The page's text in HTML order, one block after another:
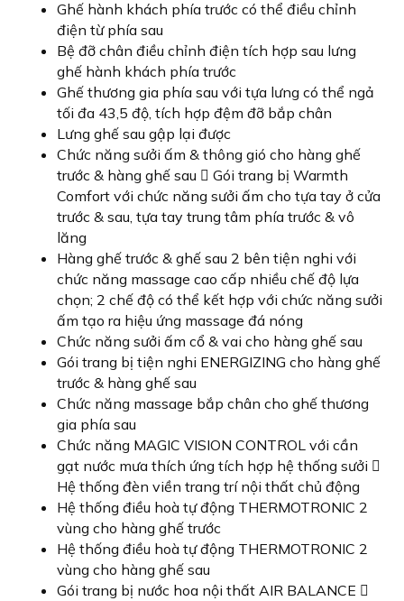
Ghế hành khách phía trước có thể điều chỉnh
điện từ phía sau
Bệ đỡ chân điều chỉnh điện tích hợp sau lưng
ghế hành khách phía trước
Ghế thương gia phía sau với tựa lưng có thể ngả
tối đa 43,5 độ, tích hợp đệm đỡ bắp chân
Lưng ghế sau gập lại được
Chức năng sưởi ấm & thông gió cho hàng ghế
trước & hàng ghế sau  Gói trang bị Warmth
Comfort với chức năng sưởi ấm cho tựa tay ở cửa
trước & sau, tựa tay trung tâm phía trước & vô
lăng
Hàng ghế trước & ghế sau 2 bên tiện nghi với
chức năng massage cao cấp nhiều chế độ lựa
chọn; 2 chế độ có thể kết hợp với chức năng sưởi
ấm tạo ra hiệu ứng massage đá nóng
Chức năng sưởi ấm cổ & vai cho hàng ghế sau
Gói trang bị tiện nghi ENERGIZING cho hàng ghế
trước & hàng ghế sau
Chức năng massage bắp chân cho ghế thương
gia phía sau
Chức năng MAGIC VISION CONTROL với cần
gạt nước mưa thích ứng tích hợp hệ thống sưởi 
Hệ thống đèn viền trang trí nội thất chủ động
Hệ thống điều hoà tự động THERMOTRONIC 2
vùng cho hàng ghế trước
Hệ thống điều hoà tự động THERMOTRONIC 2
vùng cho hàng ghế sau
Gói trang bị nước hoa nội thất AIR BALANCE 